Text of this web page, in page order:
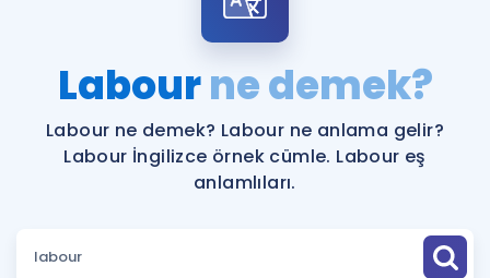
ÜYE DEĞİLİM
Remzi Hoca ile seni sınava hazırlayacak onlarca eğitim seni
bekliyor!
Faydalı Araçlar
Sözlük
Hakkımızda
Labourne demek?
Labour ne demek? Labour ne anlama gelir?
Labour İngilizce örnek cümle. Labour eş
anlamlıları.